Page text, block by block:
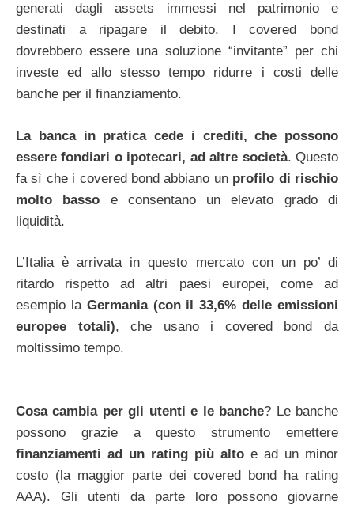
generati dagli assets immessi nel patrimonio e
destinati a ripagare il debito. I covered bond
dovrebbero essere una soluzione “invitante” per chi
investe ed allo stesso tempo ridurre i costi delle
banche per il finanziamento.
La banca in pratica cede i crediti, che possono
essere fondiari o ipotecari, ad altre società. Questo
fa sì che i covered bond abbiano un profilo di rischio
molto basso e consentano un elevato grado di
liquidità.
L’Italia è arrivata in questo mercato con un po’ di
ritardo rispetto ad altri paesi europei, come ad
esempio la Germania (con il 33,6% delle emissioni
europee totali), che usano i covered bond da
moltissimo tempo.
Cosa cambia per gli utenti e le banche? Le banche
possono grazie a questo strumento emettere
finanziamenti ad un rating più alto e ad un minor
costo (la maggior parte dei covered bond ha rating
AAA). Gli utenti da parte loro possono giovarne